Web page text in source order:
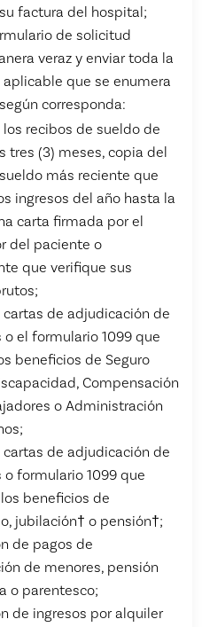
factura del hospital;
de solicitud
veraz y enviar toda la
que se enumera
corresponda:
los recibos de sueldo de
tres (3) meses, copia del
más reciente que
ingresos del año hasta la
carta firmada por el
del paciente o
que verifique sus
cartas de adjudicación de
o el formulario 1099 que
beneficios de Seguro
Compensación
o Administración
cartas de adjudicación de
o formulario 1099 que
beneficios de
jubilación† o pensión†;
de pagos de
de menores, pensión
o parentesco;
de ingresos por alquiler